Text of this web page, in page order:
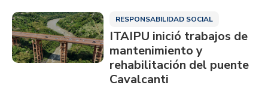
RESPONSABILIDAD SOCIAL
ITAIPU inició trabajos de
mantenimiento y
rehabilitación del puente
Cavalcanti